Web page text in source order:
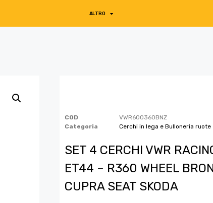
ALTRO
COD
VWR600360BNZ
Categoria
Cerchi in lega e Bulloneria ruote
SET 4 CERCHI VWR
ET44 – R360 WHEEL
CUPRA SEAT SKODA